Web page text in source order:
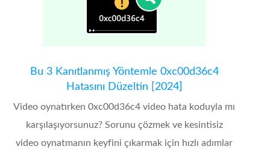
Bu 3 Kanıtlanmış Yöntemle 0xc00d36c4
Hatasını Düzeltin [2024]
Video oynatırken 0xc00d36c4 video hata koduyla mı
karşılaşıyorsunuz? Sorunu çözmek ve kesintisiz
video oynatmanın keyfini çıkarmak için hızlı adımlar